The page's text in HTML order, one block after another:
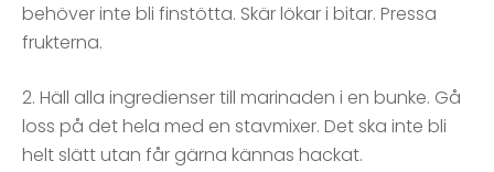
behöver inte bli finstötta. Skär lökar i bitar. Pressa
frukterna.
2. Häll alla ingredienser till marinaden i en bunke. Gå
loss på det hela med en stavmixer. Det ska inte bli
helt slätt utan får gärna kännas hackat.